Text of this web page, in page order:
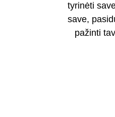
tyrinėti
save,
pažinti